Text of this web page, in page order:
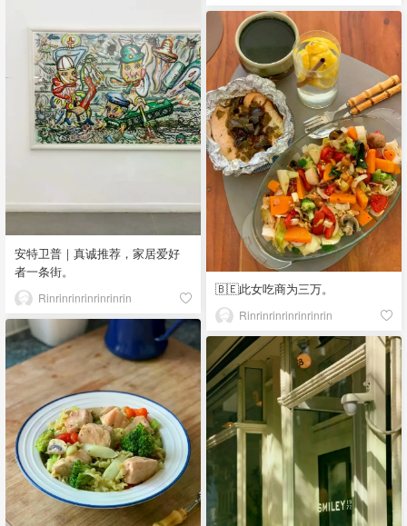
安特卫普｜真诚推荐，家居爱好
者一条街。
Rinrinrinrinrinrinrin
🇧🇪此女吃商为三万。
Rinrinrinrinrinrinrin